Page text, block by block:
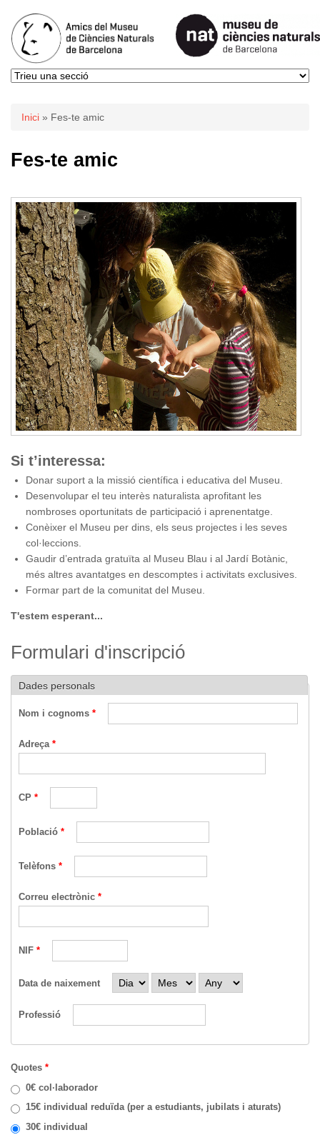
Esteu aquí
Inici » Fes-te amic
Fes-te amic
Si t’interessa:
Donar suport a la missió científica i educativa del Museu.
Desenvolupar el teu interès naturalista aprofitant les
nombroses oportunitats de participació i aprenentatge.
Conèixer el Museu per dins, els seus projectes i les seves
col·leccions.
Gaudir d’entrada gratuïta al Museu Blau i al Jardí Botànic,
més altres avantatges en descomptes i activitats exclusives.
Formar part de la comunitat del Museu.
T'estem esperant...
Formulari d'inscripció
Dades personals
Nom i cognoms *
Adreça *
CP *
Població *
Telèfons *
Correu electrònic *
NIF *
Data de naixement Dia Mes Any
Professió
Quotes *
0€ col·laborador
15€ individual reduïda (per a estudiants, jubilats i aturats)
30€ individual